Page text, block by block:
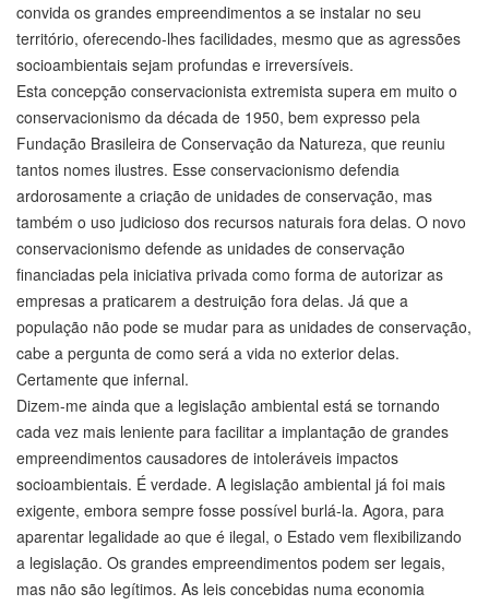
convida os grandes empreendimentos a se instalar no seu
território, oferecendo-lhes facilidades, mesmo que as agressões
socioambientais sejam profundas e irreversíveis.
Esta concepção conservacionista extremista supera em muito o
conservacionismo da década de 1950, bem expresso pela
Fundação Brasileira de Conservação da Natureza, que reuniu
tantos nomes ilustres. Esse conservacionismo defendia
ardorosamente a criação de unidades de conservação, mas
também o uso judicioso dos recursos naturais fora delas. O novo
conservacionismo defende as unidades de conservação
financiadas pela iniciativa privada como forma de autorizar as
empresas a praticarem a destruição fora delas. Já que a
população não pode se mudar para as unidades de conservação,
cabe a pergunta de como será a vida no exterior delas.
Certamente que infernal.
Dizem-me ainda que a legislação ambiental está se tornando
cada vez mais leniente para facilitar a implantação de grandes
empreendimentos causadores de intoleráveis impactos
socioambientais. É verdade. A legislação ambiental já foi mais
exigente, embora sempre fosse possível burlá-la. Agora, para
aparentar legalidade ao que é ilegal, o Estado vem flexibilizando
a legislação. Os grandes empreendimentos podem ser legais,
mas não são legítimos. As leis concebidas numa economia